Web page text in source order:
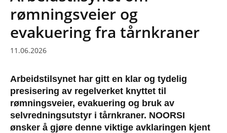
rømningsveier og
evakuering fra tårnkraner
11.06.2026
Arbeidstilsynet har gitt en klar og tydelig
presisering av regelverket knyttet til
rømningsveier, evakuering og bruk av
selvredningsutstyr i tårnkraner. NOORSI
ønsker å gjøre denne viktige avklaringen kjent